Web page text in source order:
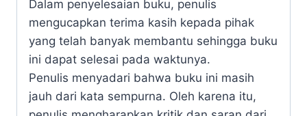
Dalam penyelesaian buku, penulis
mengucapkan terima kasih kepada pihak
yang telah banyak membantu sehingga buku
ini dapat selesai pada waktunya.
Penulis menyadari bahwa buku ini masih
jauh dari kata sempurna. Oleh karena itu,